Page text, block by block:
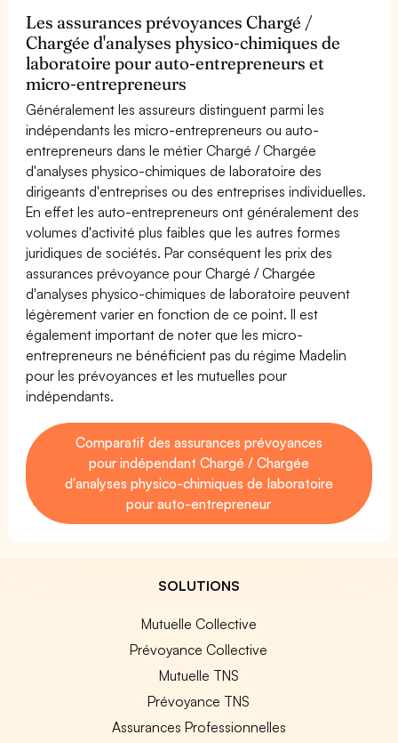
Les assurances prévoyances Chargé /
Chargée d'analyses physico-chimiques de
laboratoire pour auto-entrepreneurs et
micro-entrepreneurs
Généralement les assureurs distinguent parmi les
indépendants les micro-entrepreneurs ou auto-
entrepreneurs dans le métier Chargé / Chargée
d'analyses physico-chimiques de laboratoire des
dirigeants d'entreprises ou des entreprises individuelles.
En effet les auto-entrepreneurs ont généralement des
volumes d'activité plus faibles que les autres formes
juridiques de sociétés. Par conséquent les prix des
assurances prévoyance pour Chargé / Chargée
d'analyses physico-chimiques de laboratoire peuvent
légèrement varier en fonction de ce point. Il est
également important de noter que les micro-
entrepreneurs ne bénéficient pas du régime Madelin
pour les prévoyances et les mutuelles pour
indépendants.
Comparatif des assurances prévoyances
pour indépendant Chargé / Chargée
d'analyses physico-chimiques de laboratoire
pour auto-entrepreneur
SOLUTIONS
Mutuelle Collective
Prévoyance Collective
Mutuelle TNS
Prévoyance TNS
Assurances Professionnelles